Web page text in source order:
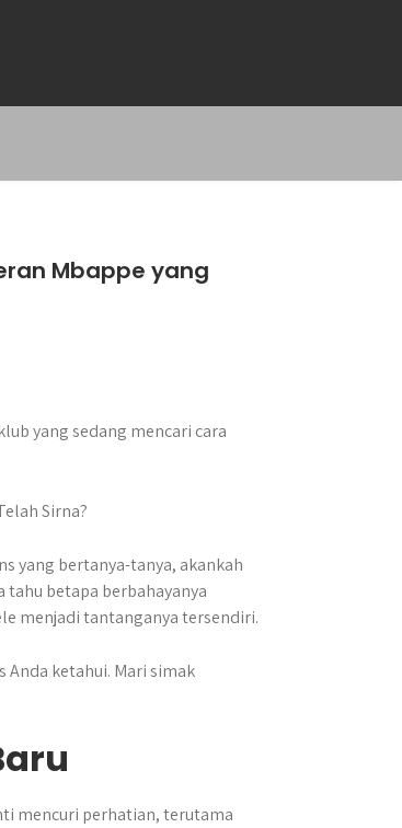
Mbappe yang
yang sedang mencari cara
yang bertanya-tanya, akankah
tahu betapa berbahayanya
menjadi tantanganya tersendiri.
ketahui. Mari simak
mencuri perhatian, terutama